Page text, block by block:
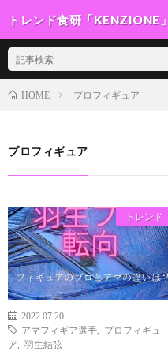
トレンド食研「KENZIONE」
HOME プロフィギュア
プロフィギュア
トレンド
2022.07.20
アマフィギア選手
プロフィギュ
ア
羽生結弦